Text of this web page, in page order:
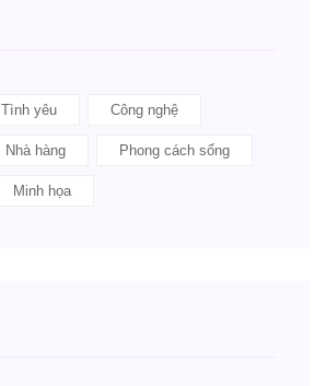
Tình yêu Công nghệ
Nhà hàng Phong cách sống
Minh họa